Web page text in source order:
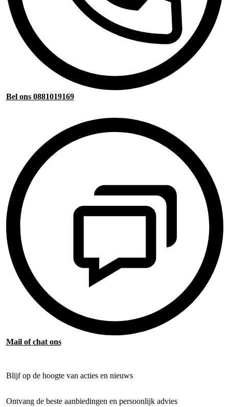
Bel ons 0881019169
Mail of chat ons
Blijf op de hoogte van acties en nieuws
Ontvang de beste aanbiedingen en persoonlijk advies